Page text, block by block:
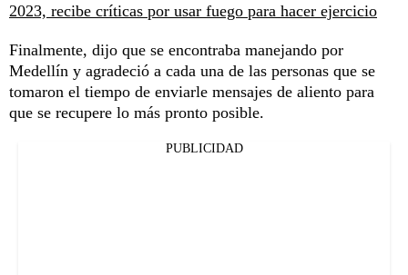
2023, recibe críticas por usar fuego para hacer ejercicio
Finalmente, dijo que se encontraba manejando por
Medellín y agradeció a cada una de las personas que se
tomaron el tiempo de enviarle mensajes de aliento para
que se recupere lo más pronto posible.
PUBLICIDAD